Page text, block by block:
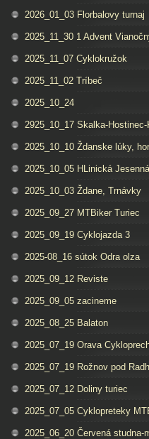
2026_01_03 Florbalovy turnaj
2025_11_30 1 Advent
2025_11_07 Cyklokružok
2025_11_02 Tríbeč
2025_10_24
2925_10_17 Skalka-
2025_10_10 Ždanske lúky,
2025_10_05 HLinická
2025_10_03 Ždane, Trnávky
2025_09_27 MTBiker Turiec
2025_09_19 Cyklojazda 3
2025-08_16 sútok Odra olza
2025_09_12 Reviste
2025_09_05 zacineme
2025_08_25 Balaton
2025_07_19 Orava
2025_07_19 Rožnov pod
2025_07_12 Doliny turiec
2025_07_05 Cyklopreteky
2025_06_20 Červená studna-